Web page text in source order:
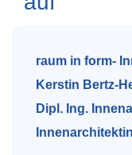
raum in form-
Kerstin Bertz-
Dipl. Ing.